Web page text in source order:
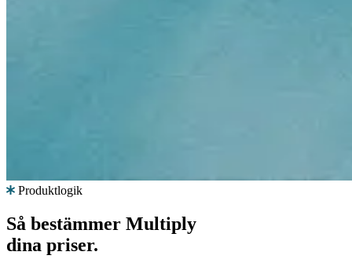
Produktlogik
Så bestämmer Multiply
dina priser.